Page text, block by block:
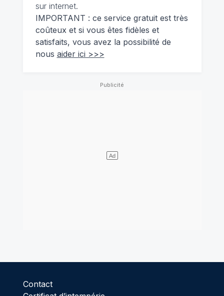
sur internet.
IMPORTANT : ce service gratuit est très
coûteux et si vous êtes fidèles et
satisfaits, vous avez la possibilité de
nous aider ici >>>
Contact